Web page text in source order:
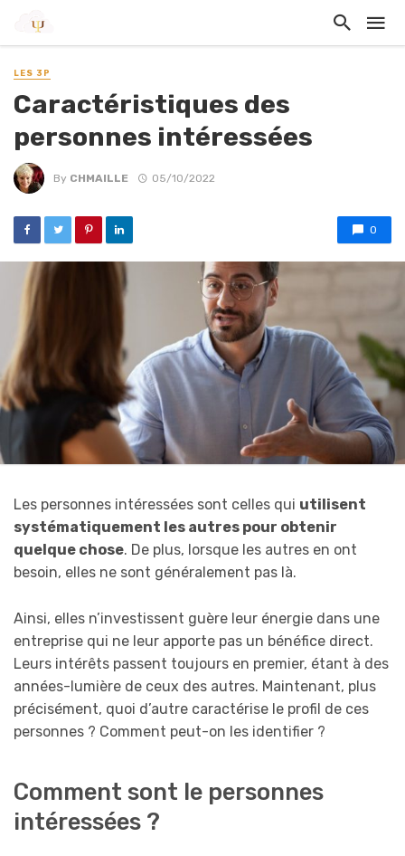
LES 3P
Caractéristiques des
personnes intéressées
By CHMAILLE 05/10/2022
0
Les personnes intéressées sont celles qui utilisent
systématiquement les autres pour obtenir
quelque chose. De plus, lorsque les autres en ont
besoin, elles ne sont généralement pas là.
Ainsi, elles n’investissent guère leur énergie dans une
entreprise qui ne leur apporte pas un bénéfice direct.
Leurs intérêts passent toujours en premier, étant à des
années-lumière de ceux des autres. Maintenant, plus
précisément, quoi d’autre caractérise le profil de ces
personnes ? Comment peut-on les identifier ?
Comment sont le personnes
intéressées ?